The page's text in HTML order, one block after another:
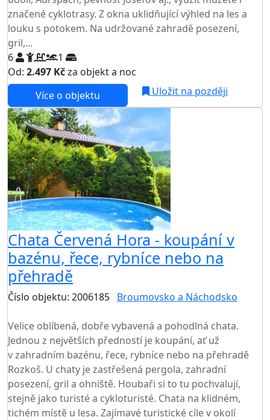
značené cyklotrasy. Z okna uklidňující výhled na les a
louku s potokem. Na udržované zahradě posezení,
gril,...
6
1
Od: 2.497 Kčza objekt a noc
Více o objektu
Uložit na později
Chata Červená Hora - koupání v
bazénu, řece, rybníce nebo na
přehradě
Číslo objektu: 2006185 Broumovsko a Náchodsko
Velice oblíbená, dobře vybavená a pohodlná chata.
Jednou z největších předností je koupání, ať už
v zahradním bazénu, řece, rybníce nebo na přehradě
Rozkoš. U chaty je zastřešená pergola, zahradní
posezení, gril a ohniště. Houbaři si to tu pochvalují,
stejně jako turisté a cykloturisté. Chata na klidném,
tichém místě u lesa. Zajímavé turistické cíle v okolí